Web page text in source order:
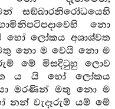
සඞ්ඛාරනිරෝධයෙහි
නො
හෝ ලෝකය අශාශ්වත
නො ම වෙයි නො ම
මේ මිසදිටුහු ලොව
ය යි හෝ ලෝකය
මරණින් මතු නො ම
වැදෑරුම් යම් මේ